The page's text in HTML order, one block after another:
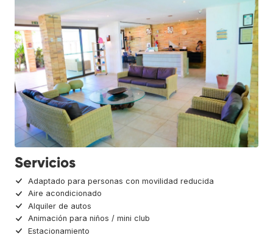
Servicios
Adaptado para personas con movilidad reducida
Aire acondicionado
Alquiler de autos
Animación para niños / mini club
Estacionamiento